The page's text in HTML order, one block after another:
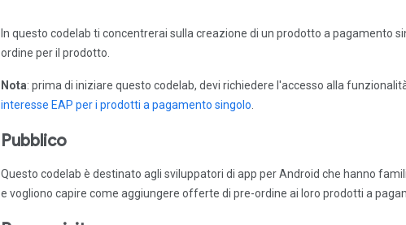
In questo codelab ti concentrerai sulla creazione di un prodotto a pagamento
ordine per il prodotto.
Nota: prima di iniziare questo codelab, devi richiedere l'accesso alla
interesse EAP per i prodotti a pagamento singolo
Pubblico
Questo codelab è destinato agli sviluppatori di app per Android che hanno
e vogliono capire come aggiungere offerte di pre-ordine ai loro prodotti a